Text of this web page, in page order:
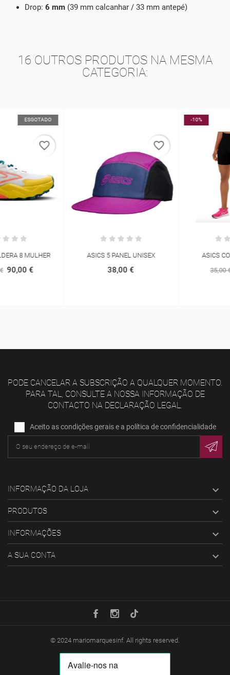
Drop: 6 mm (39 mm calcanhar / 33 mm antepé)
16 OUTROS PRODUTOS NA MESMA
CATEGORIA:
ASICS 5 PANEL UNISEX
ASICS CORE SPRINTER
favorite_border
PODE CANCELAR A SUBSCRIÇÃO A QUALQUER MOMENTO.
PARA TAL, CONSULTE A NOSSA INFORMAÇÃO DE
CONTACTO NA DECLARAÇÃO LEGAL.
Aceito as condições gerais e a política de confidencialidade
INFORMAÇÃO DA LOJA 
PRODUTOS 
INFORMAÇÕES 
A SUA CONTA 
© 2024 mariomarquesinf. All rights reserved.